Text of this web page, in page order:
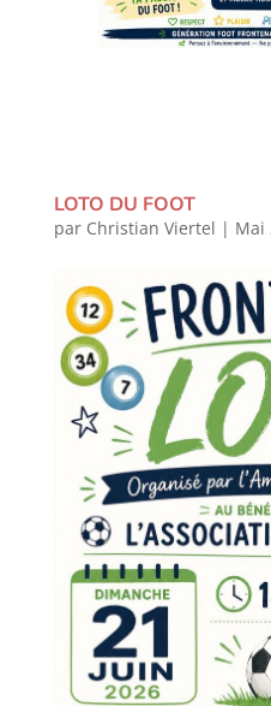
LOTO DU FOOT
par Christian Viertel | Mai